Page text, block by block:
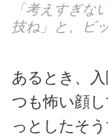
「考えすぎな
技ね」と、ビ
あるとき、
つも怖い顔
っとしたそ